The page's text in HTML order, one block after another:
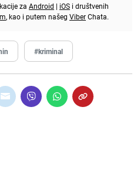
za Android | iOS i društvenih
, kao i putem našeg ViberChata.
#kriminal